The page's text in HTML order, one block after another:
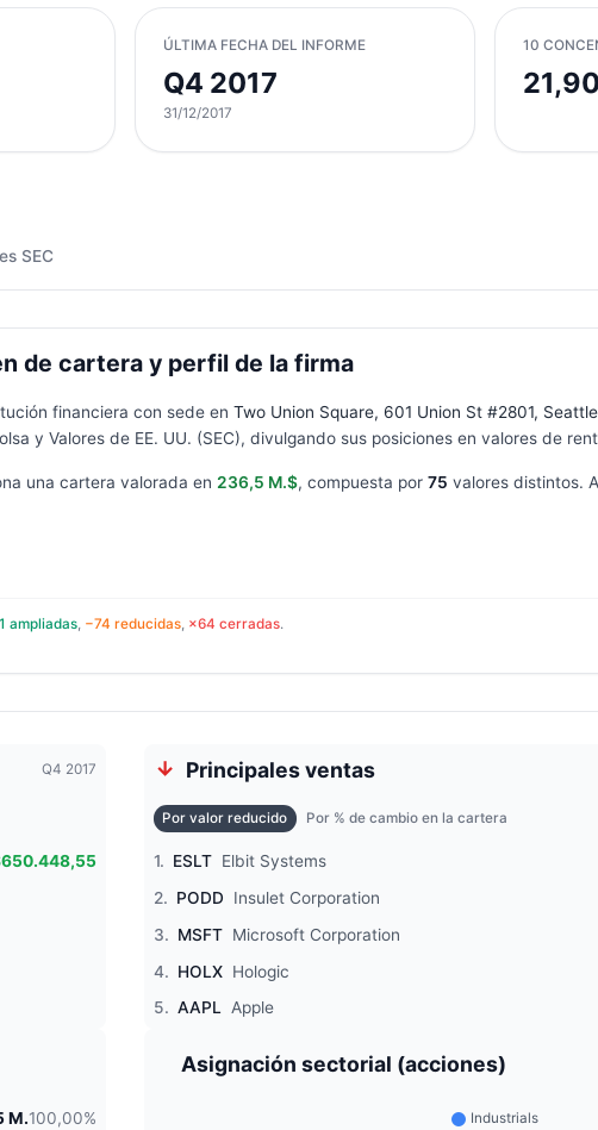
ÚLTIMA FECHA DEL INFORME
Q4 2017
31/12/2017
10
SEC
de cartera y perfil de la firma
financiera con sede en Two Union Square, 601 Union St #2801,
y Valores de EE. UU. (SEC), divulgando sus posiciones en valores de
una cartera valorada en 236,5 M.$, compuesta por 75 valores distintos.
ampliadas, −74 reducidas, ×64 cerradas.
Q4 2017 Principales ventas
Por valor reducido Por % de cambio en la cartera
1. ESLT Elbit Systems
2. PODD Insulet Corporation
3. MSFT Microsoft Corporation
4. HOLX Hologic
5. AAPL Apple
M.100,00%
Asignación sectorial (acciones)
Industrials